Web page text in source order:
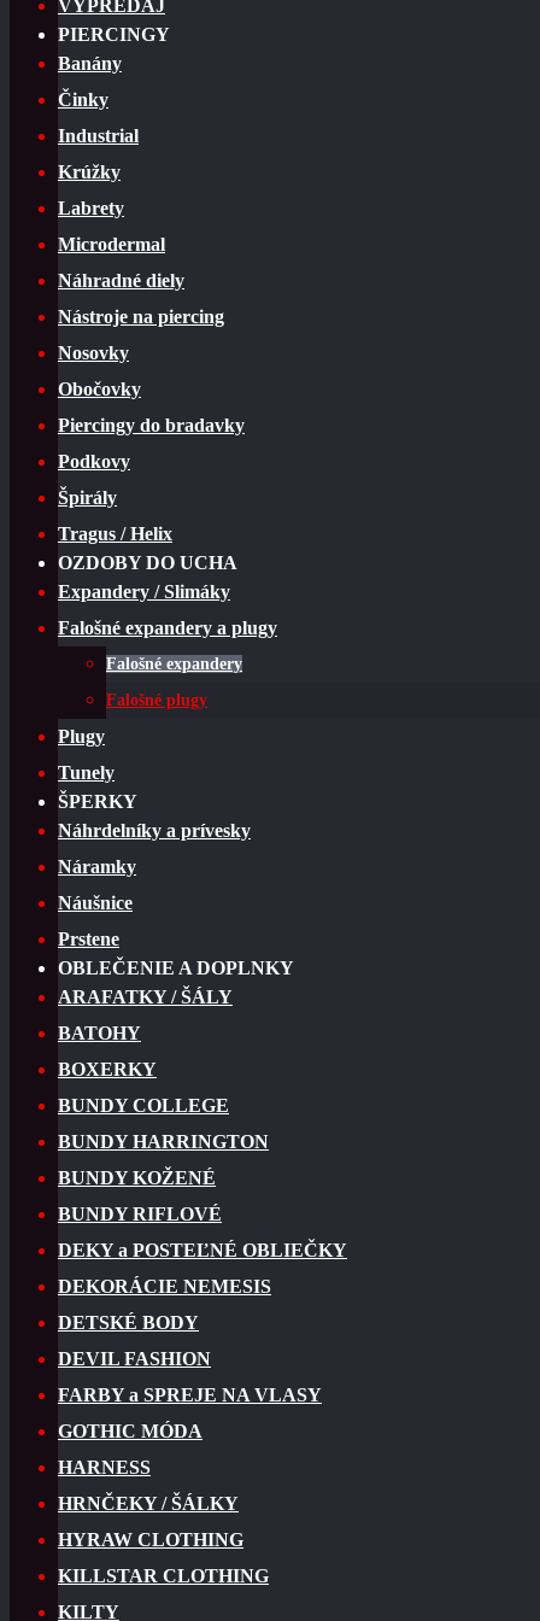
VÝPREDAJ
PIERCINGY
Banány
Činky
Industrial
Krúžky
Labrety
Microdermal
Náhradné diely
Nástroje na piercing
Nosovky
Obočovky
Piercingy do bradavky
Podkovy
Špirály
Tragus / Helix
OZDOBY DO UCHA
Expandery / Slimáky
Falošné expandery a plugy
Falošné expandery
Falošné plugy
Plugy
Tunely
ŠPERKY
Náhrdelníky a prívesky
Náramky
Náušnice
Prstene
OBLEČENIE A DOPLNKY
ARAFATKY / ŠÁLY
BATOHY
BOXERKY
BUNDY COLLEGE
BUNDY HARRINGTON
BUNDY KOŽENÉ
BUNDY RIFLOVÉ
DEKY a POSTEĽNÉ OBLIEČKY
DEKORÁCIE NEMESIS
DETSKÉ BODY
DEVIL FASHION
FARBY a SPREJE NA VLASY
GOTHIC MÓDA
HARNESS
HRNČEKY / ŠÁLKY
HYRAW CLOTHING
KILLSTAR CLOTHING
KILTY